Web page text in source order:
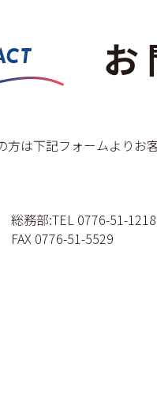
お
方は下記フォームよりお
総務部:TEL 0776-51-
FAX 0776-51-5529